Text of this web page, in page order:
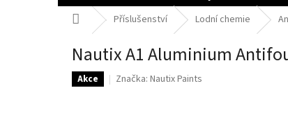
Domů Příslušenství Lodní chemie
Nautix A1 Aluminium
Akce Značka: Nautix Paints